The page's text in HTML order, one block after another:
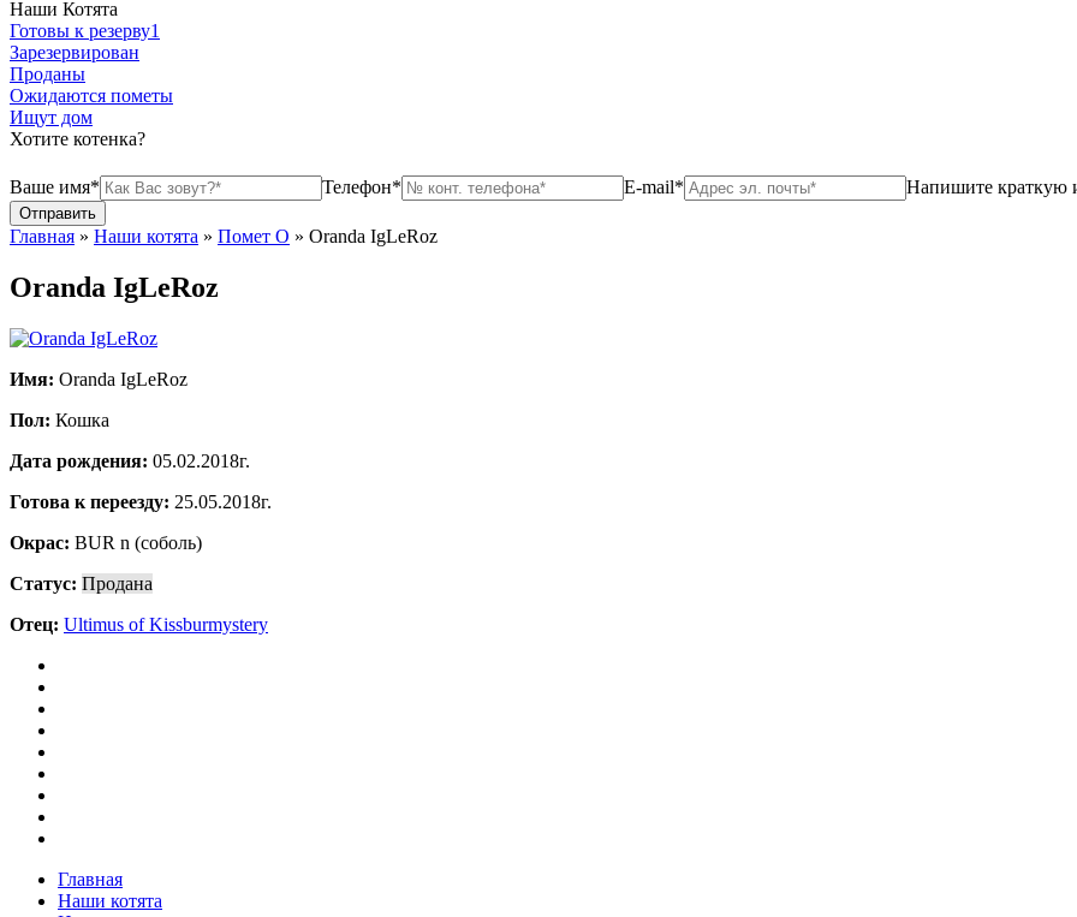
Наши Котята
Готовы к резерву1
Зарезервирован
Проданы
Ожидаются пометы
Ищут дом
Хотите котенка?
Ваше имя* Телефон* E-mail* Напишите краткую
Главная » Наши котята » Помет О » Oranda IgLeRoz
Oranda IgLeRoz
Имя: Oranda IgLeRoz
Пол: Кошка
Дата рождения: 05.02.2018г.
Готова к переезду: 25.05.2018г.
Окрас: BUR n (соболь)
Статус: Продана
Отец: Ultimus of Kissburmystery
Главная
Наши котята